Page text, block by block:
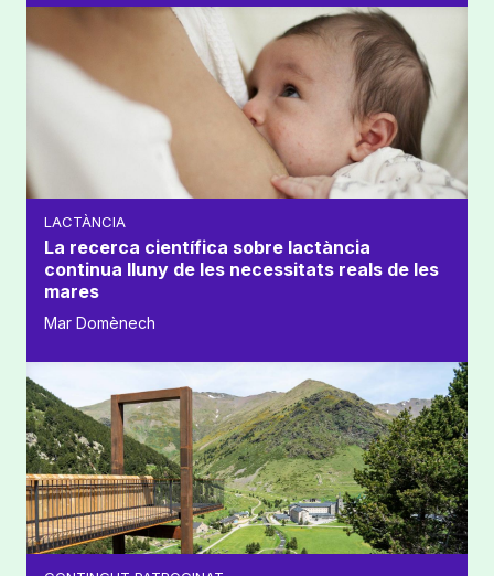
LACTÀNCIA
La recerca científica sobre lactància
continua lluny de les necessitats reals de les
mares
Mar Domènech